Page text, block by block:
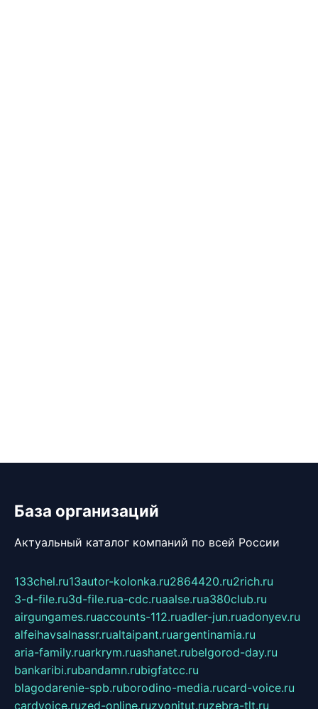
База организаций
Актуальный каталог компаний по всей России
133chel.ru13autor-kolonka.ru2864420.ru2rich.ru
3-d-file.ru3d-file.rua-cdc.ruaalse.rua380club.ru
airgungames.ruaccounts-112.ruadler-jun.ruadonyev.ru
alfeihavsalnassr.rualtaipant.ruargentinamia.ru
aria-family.ruarkrym.ruashanet.rubelgorod-day.ru
bankaribi.rubandamn.rubigfatcc.ru
blagodarenie-spb.ruborodino-media.rucard-voice.ru
cardvoice.ruzed-online.ruzvonitut.ruzebra-tlt.ru